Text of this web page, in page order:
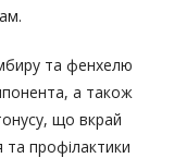
та фенхелю
а також
що вкрай
та профілактики